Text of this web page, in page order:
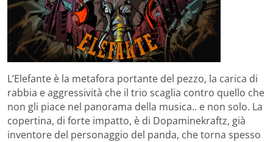
L’Elefante è la metafora portante del pezzo, la carica di
rabbia e aggressività che il trio scaglia contro quello che
non gli piace nel panorama della musica.. e non solo. La
copertina, di forte impatto, è di Dopaminekraftz, già
inventore del personaggio del panda, che torna spesso